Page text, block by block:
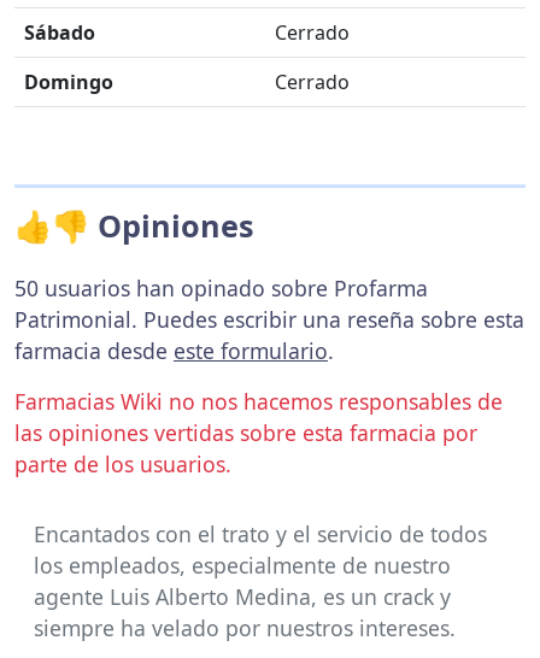
Sábado
Cerrado
Domingo
Cerrado
👍👎 Opiniones
50 usuarios han opinado sobre Profarma
Patrimonial. Puedes escribir una reseña sobre esta
farmacia desde este formulario.
Farmacias Wiki no nos hacemos responsables de
las opiniones vertidas sobre esta farmacia por
parte de los usuarios.
Encantados con el trato y el servicio de todos
los empleados, especialmente de nuestro
agente Luis Alberto Medina, es un crack y
siempre ha velado por nuestros intereses.